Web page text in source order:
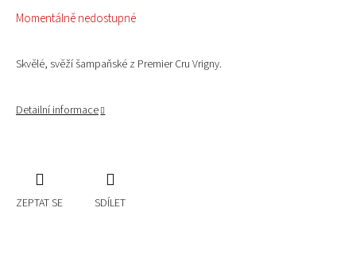
Měrná
cena:
Momentálně nedostupné
Skvělé, svěží šampaňské z Premier Cru Vrigny.
Detailní informace
ZEPTAT SE SDÍLET